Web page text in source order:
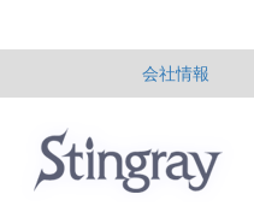
会社情報